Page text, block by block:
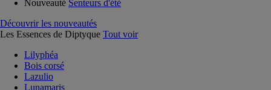
Nouveauté Senteurs d'été
Découvrir les nouveautés
Les Essences de Diptyque Tout voir
Lilyphéa
Bois corsé
Lazulio
Lunamaris